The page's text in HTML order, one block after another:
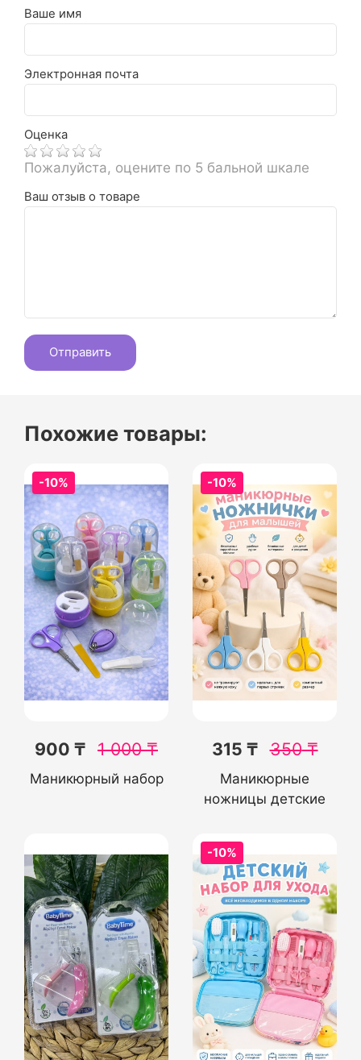
Ваше имя
Электронная почта
Оценка
Пожалуйста, оцените по 5 бальной шкале
Ваш отзыв о товаре
Похожие товары:
-10%
900 ₸ 1 000₸
Маникюрный набор
-10%
315 ₸ 350₸
Маникюрные
ножницы детские
-10%